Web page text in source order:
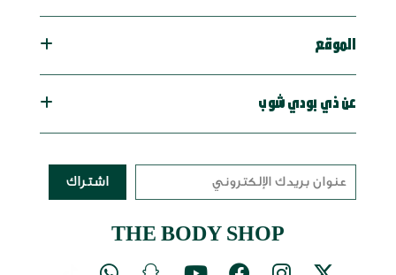
الموقع
عن ذي بودي شوب
اشتراك
THE BODY SHOP